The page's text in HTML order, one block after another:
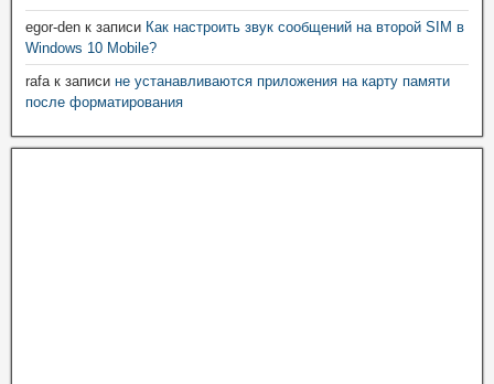
egor-den к записи Как настроить звук сообщений на второй SIM в
Windows 10 Mobile?
rafaк записи не устанавливаются приложения на карту памяти
после форматирования